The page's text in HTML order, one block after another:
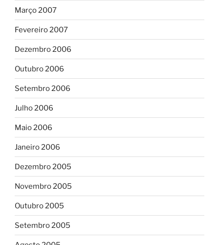
Março 2007
Fevereiro 2007
Dezembro 2006
Outubro 2006
Setembro 2006
Julho 2006
Maio 2006
Janeiro 2006
Dezembro 2005
Novembro 2005
Outubro 2005
Setembro 2005